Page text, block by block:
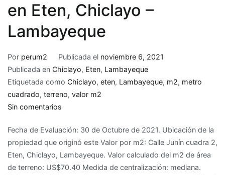
en Eten, Chiclayo –
Lambayeque
Por perum2 Publicada el noviembre 6, 2021
Publicada en Chiclayo, Eten, Lambayeque
Etiquetada como Chiclayo, eten, Lambayeque, m2, metro
cuadrado, terreno, valor m2
Sin comentarios
de
M2
de
terreno
Fecha de Evaluación: 30 de Octubre de 2021. Ubicación de la
propiedad que originó este Valor por m2: Calle Junín cuadra 2,
Eten, Chiclayo, Lambayeque. Valor calculado del m2 de área
de terreno: US$70.40 Medida de centralización: mediana.